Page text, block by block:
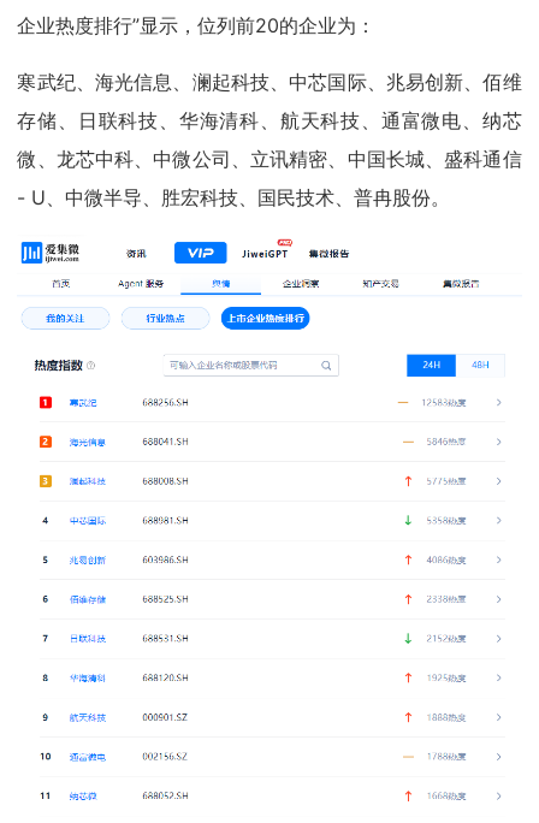
企业热度排行”显示，位列前20的企业为：
寒武纪、海光信息、澜起科技、中芯国际、兆易创新、佰维
存储、日联科技、华海清科、航天科技、通富微电、纳芯
微、龙芯中科、中微公司、立讯精密、中国长城、盛科通信
- U、中微半导、胜宏科技、国民技术、普冉股份。